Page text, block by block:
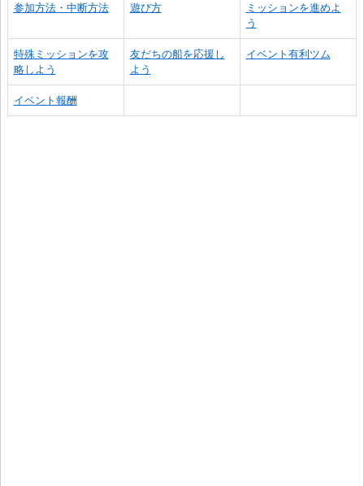
参加方法・中断方法 遊び方
ミッションを進めよ
う
特殊ミッションを攻
略しよう
友だちの船を応援し
よう
イベント有利ツム
イベント報酬